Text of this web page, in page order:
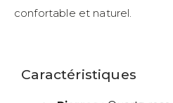
confortable et naturel.
Caractéristiques